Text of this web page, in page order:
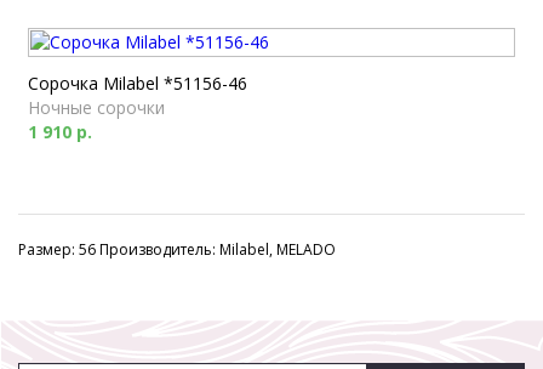
Сорочка Milabel *51156-46
Ночные сорочки
1 910 р.
Размер: 56 Производитель: Milabel, MELADO